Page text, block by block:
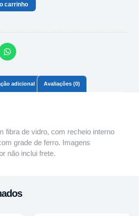
carrinho
adicional Avaliações (0)
fibra de vidro, com recheio interno
grade de ferro. Imagens
não inclui frete.